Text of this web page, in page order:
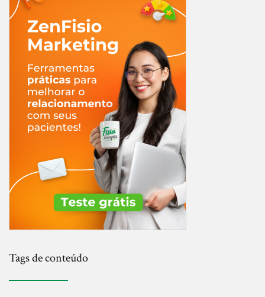
Tags de conteúdo